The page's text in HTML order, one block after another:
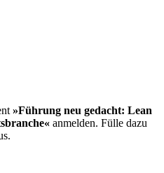
»Führung neu gedacht: Lean
anmelden. Fülle dazu